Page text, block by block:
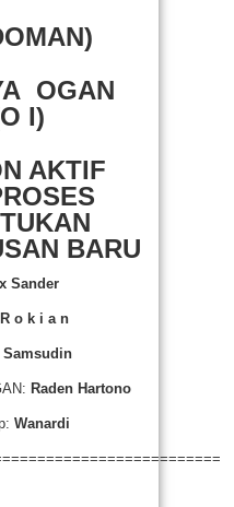
OGAN
I)
AKTIF
BARU
Sander
R o k i a n
Samsudin
Raden Hartono
Wanardi